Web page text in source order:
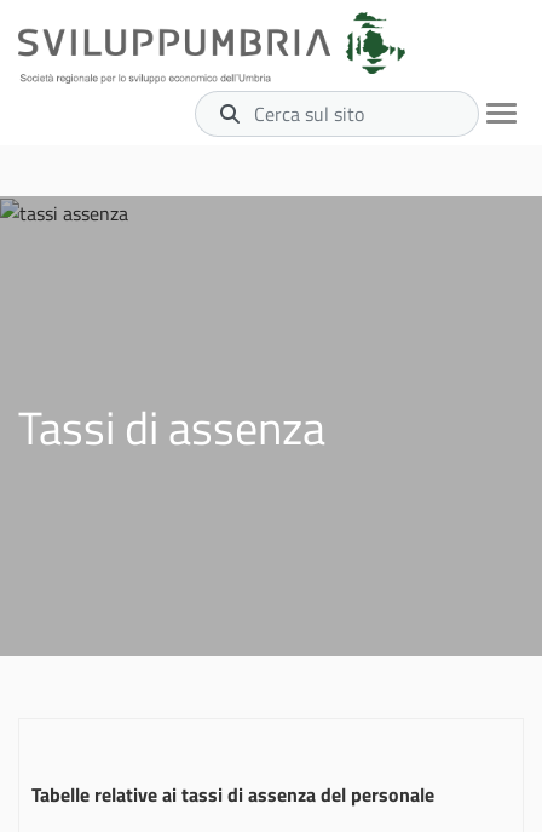
Cerca sul sito
Tassi di assenza
Tabelle relative ai tassi di assenza del personale